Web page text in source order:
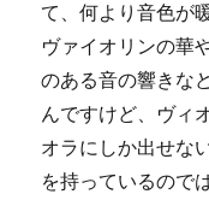
て、何より音色が
ヴァイオリンの華
のある音の響きな
んですけど、ヴィ
オラにしか出せな
を持っているので